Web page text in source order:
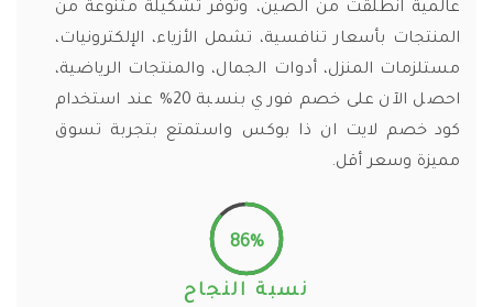
عالمية انطلقت من الصين، وتوفر تشكيلة متنوعة من
المنتجات بأسعار تنافسية، تشمل الأزياء، الإلكترونيات،
مستلزمات المنزل، أدوات الجمال، والمنتجات الرياضية،
احصل الآن على خصم فوري بنسبة 20% عند استخدام
كود خصم لايت ان ذا بوكس واستمتع بتجربة تسوق
مميزة وسعر أقل.
86%
نسبة النجاح